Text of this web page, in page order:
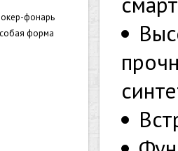
фонарь
форма